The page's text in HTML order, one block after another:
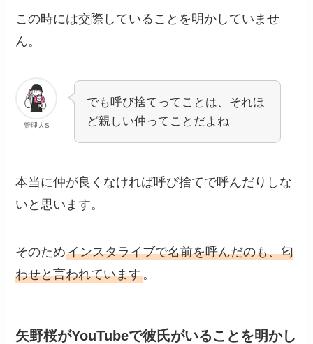
この時には交際していることを明かしていませ
ん。
管理人S
でも呼び捨てってことは、それほ
ど親しい仲ってことだよね
本当に仲が良くなければ呼び捨てで呼んだりしな
いと思います。
そのためインスタライブで名前を呼んだのも、匂
わせと言われています。
矢野桜がYouTubeで彼氏がいることを明かし